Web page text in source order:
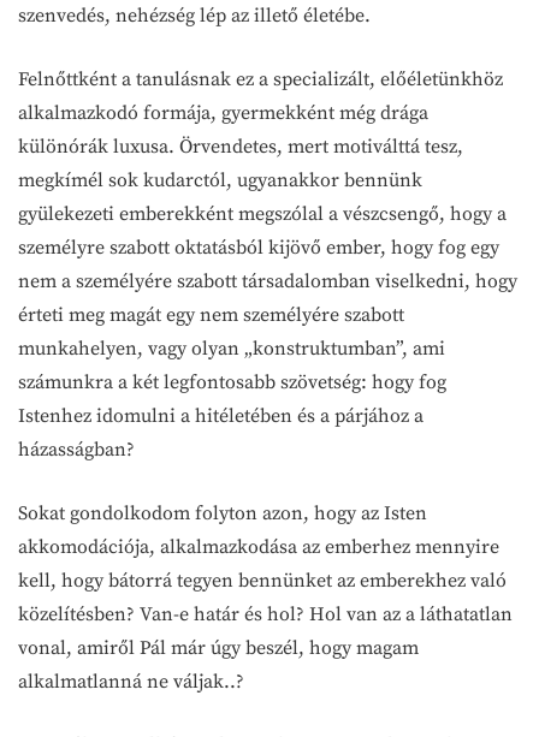
szenvedés, nehézség lép az illető életébe.
Felnőttként a tanulásnak ez a specializált, előéletünkhöz
alkalmazkodó formája, gyermekként még drága
különórák luxusa. Örvendetes, mert motiválttá tesz,
megkímél sok kudarctól, ugyanakkor bennünk
gyülekezeti emberekként megszólal a vészcsengő, hogy a
személyre szabott oktatásból kijövő ember, hogy fog egy
nem a személyére szabott társadalomban viselkedni, hogy
érteti meg magát egy nem személyére szabott
munkahelyen, vagy olyan „konstruktumban”, ami
számunkra a két legfontosabb szövetség: hogy fog
Istenhez idomulni a hitéletében és a párjához a
házasságban?
Sokat gondolkodom folyton azon, hogy az Isten
akkomodációja, alkalmazkodása az emberhez mennyire
kell, hogy bátorrá tegyen bennünket az emberekhez való
közelítésben? Van-e határ és hol? Hol van az a láthatatlan
vonal, amiről Pál már úgy beszél, hogy magam
alkalmatlanná ne váljak..?